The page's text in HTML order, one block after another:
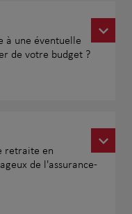
à une éventuelle
de votre budget ?
retraite en
de l'assurance-